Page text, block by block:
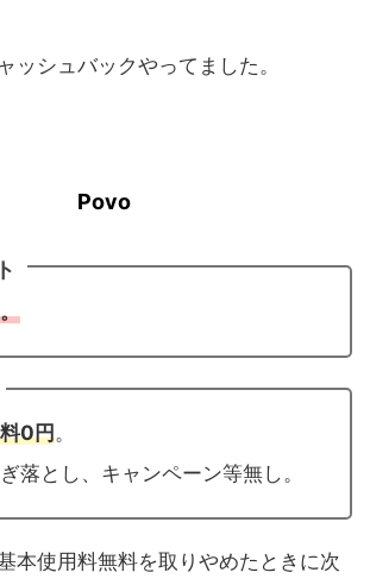
ッシュバックやってました。
Povo
0円。
落とし、キャンペーン等無し。
本使用料無料を取りやめたときに次